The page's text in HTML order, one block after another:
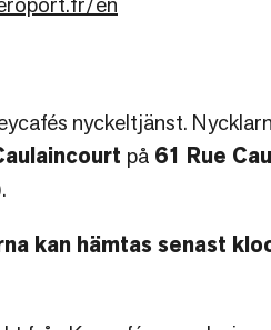
nyckeltjänst.
på 61 Rue
kan hämtas senast